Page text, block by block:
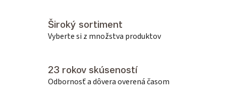
Široký sortiment
Vyberte si z množstva produktov
23 rokov skúseností
Odbornosť a dôvera overená časom